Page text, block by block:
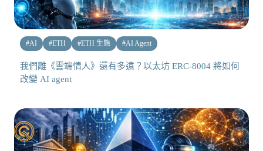
#AI #ETH #ETH 生態 #AI Agent
我們離《雲端情人》還有多遠？以太坊 ERC-8004 將如何
改變 AI agent